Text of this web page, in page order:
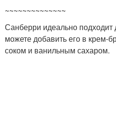
~~~~~~~~~~~~~~
Санберри идеально
можете добавить его в крем-
соком и ванильным сахаром.